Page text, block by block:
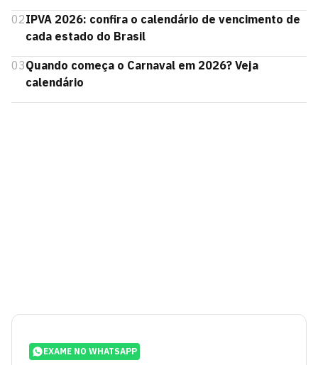
02IPVA 2026: confira o calendário de vencimento de
cada estado do Brasil
03Quando começa o Carnaval em 2026? Veja
calendário
EXAME NO WHATSAPP